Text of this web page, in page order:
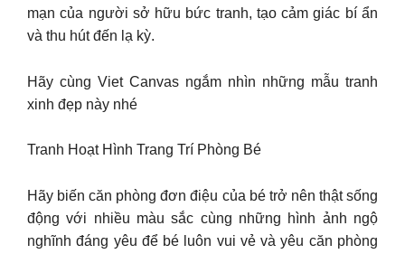
mạn của người sở hữu bức tranh, tạo cảm giác bí ẩn
và thu hút đến lạ kỳ.
Hãy cùng Viet Canvas ngắm nhìn những mẫu tranh
xinh đẹp này nhé
Tranh Hoạt Hình Trang Trí Phòng Bé
Hãy biến căn phòng đơn điệu của bé trở nên thật sống
động với nhiều màu sắc cùng những hình ảnh ngộ
nghĩnh đáng yêu để bé luôn vui vẻ và yêu căn phòng